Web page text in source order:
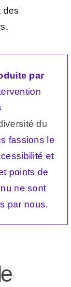
des
par
du
fassions le
et
points de
ne sont
par nous.